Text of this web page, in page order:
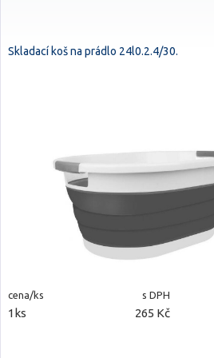
Skladací koš na prádlo 24l0.2.4/30.
cena/ks s DPH
1ks 265 Kč